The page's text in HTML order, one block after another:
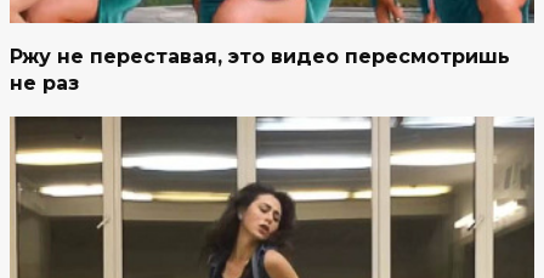
Ржу не переставая, это видео пересмотришь
не раз